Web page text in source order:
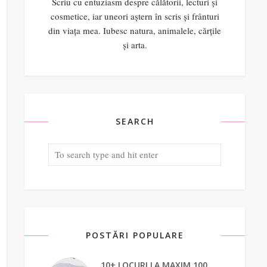
cosmetice, iar uneori aștern în scris și frânturi
din viața mea. Iubesc natura, animalele, cărțile
și arta.
SEARCH
POSTĂRI POPULARE